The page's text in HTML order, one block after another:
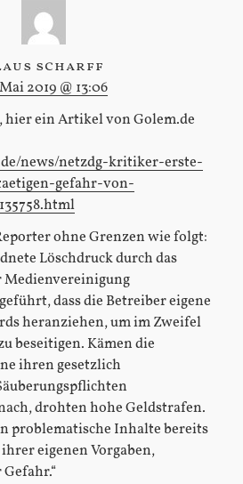
scharff
2019 @ 13:06
hier ein Artikel von Golem.de
news/netzdg-kritiker-erste-
gefahr-von-
ohne Grenzen wie folgt:
Löschdruck durch das
Medienvereinigung
dass die Betreiber eigene
heranziehen, um im Zweifel
beseitigen. Kämen die
ihren gesetzlich
drohten hohe Geldstrafen.
problematische Inhalte bereits
eigenen Vorgaben,